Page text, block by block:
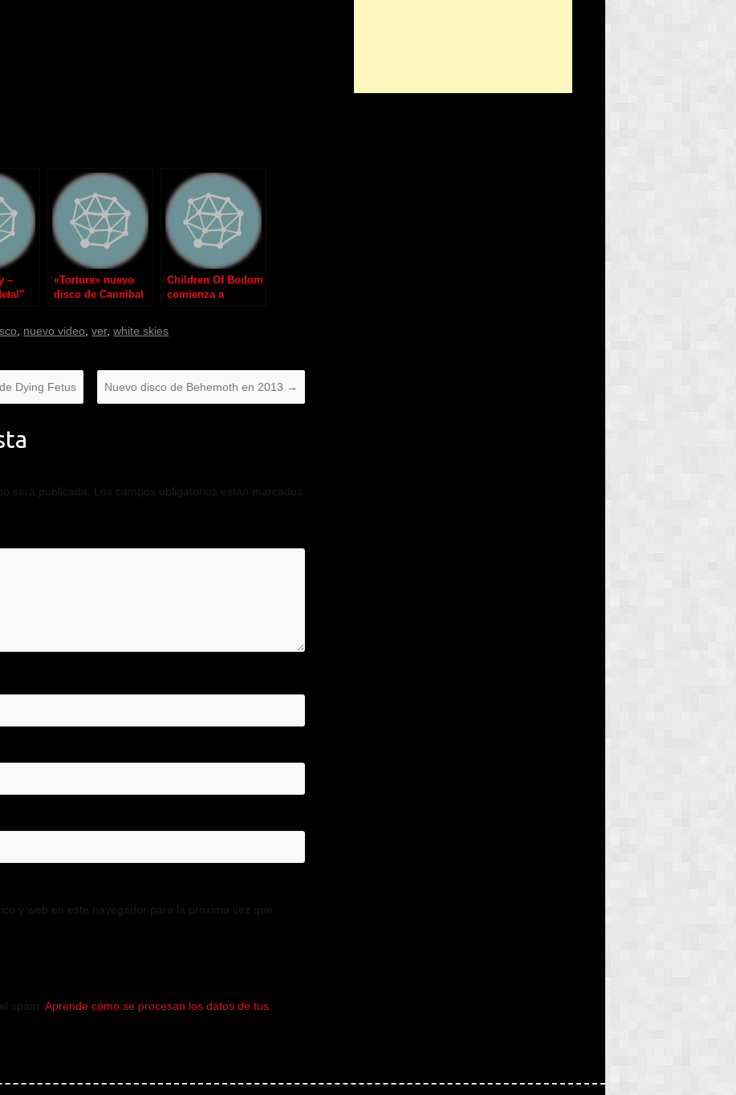
–
«Torture» nuevo
disco de Cannibal
Children Of Bodom
comienza a
, nuevo video,ver,white skies
Dying Fetus Nuevo disco de Behemoth en 2013 →
será publicada.
Los campos obligatorios están marcados
y web en este navegador para la próxima vez que
spam.Aprende cómo se procesan los datos de tus